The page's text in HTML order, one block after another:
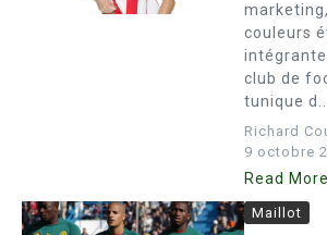
couleurs
intégrante
club de
tunique d...
Richard
9 octobre
Read More
Maillot